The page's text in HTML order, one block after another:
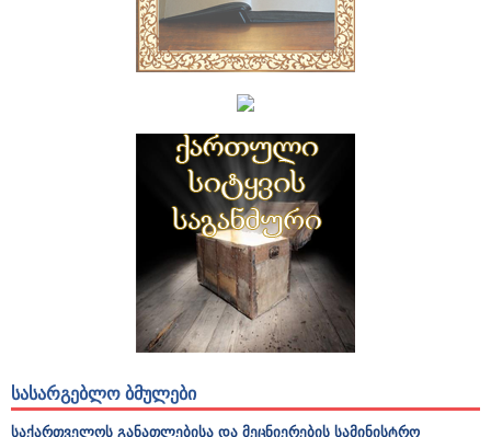
ᲡᲐᲡᲐᲠᲒᲔᲑᲚᲝ ᲑᲛᲣᲚᲔᲑᲘ
საქართველოს განათლებისა და მეცნიერების სამინისტრო